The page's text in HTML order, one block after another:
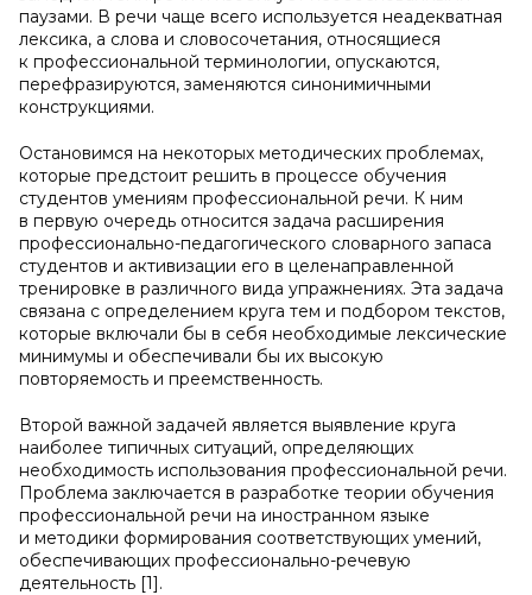
паузами. В речи чаще всего используется неадекватная
лексика, а слова и словосочетания, относящиеся
к профессиональной терминологии, опускаются,
перефразируются, заменяются синонимичными
конструкциями.
Остановимся на некоторых методических проблемах,
которые предстоит решить в процессе обучения
студентов умениям профессиональной речи. К ним
в первую очередь относится задача расширения
профессионально-педагогического словарного запаса
студентов и активизации его в целенаправленной
тренировке в различного вида упражнениях. Эта задача
связана с определением круга тем и подбором текстов,
которые включали бы в себя необходимые лексические
минимумы и обеспечивали бы их высокую
повторяемость и преемственность.
Второй важной задачей является выявление круга
наиболее типичных ситуаций, определяющих
необходимость использования профессиональной речи.
Проблема заключается в разработке теории обучения
профессиональной речи на иностранном языке
и методики формирования соответствующих умений,
обеспечивающих профессионально-речевую
деятельность [1].